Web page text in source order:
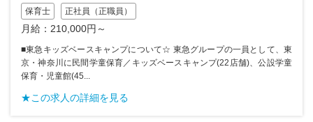
保育士 正社員（正職員）
月給：210,000円～
■東急キッズベースキャンプについて☆ 東急グループの一員として、東
京・神奈川に民間学童保育／キッズベースキャンプ(22店舗)、公設学童
保育・児童館(45...
★この求人の詳細を見る